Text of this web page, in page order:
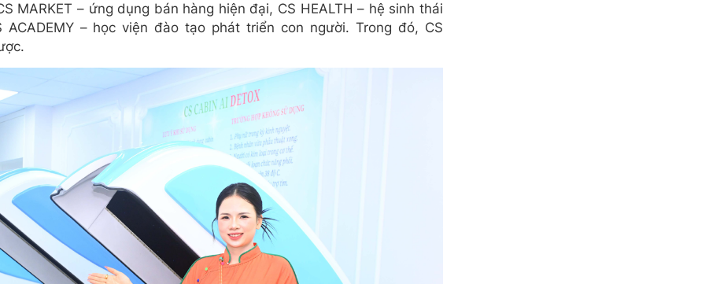
MARKET – ứng dụng bán hàng hiện đại, CS HEALTH – hệ sinh thái
– học viện đào tạo phát triển con người. Trong đó, CS